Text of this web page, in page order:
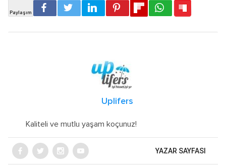
Uplifers
Kaliteli ve mutlu yaşam koçunuz!
YAZAR SAYFASI